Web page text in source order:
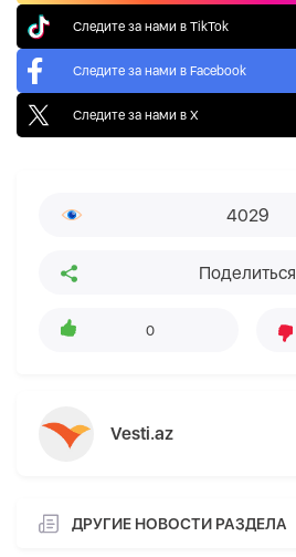
Следите за нами в TikTok
Следите за нами в Facebook
Следите за нами в X
4029
Поделиться
0
Vesti.az
ДРУГИЕ НОВОСТИ РАЗДЕЛА